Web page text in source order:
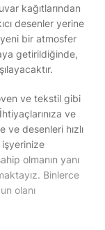
kağıtlarından
desenler yerine
bir atmosfer
getirildiğinde,
ve tekstil gibi
ve
ve desenleri hızlı
olmanın yanı
Binlerce
olanı